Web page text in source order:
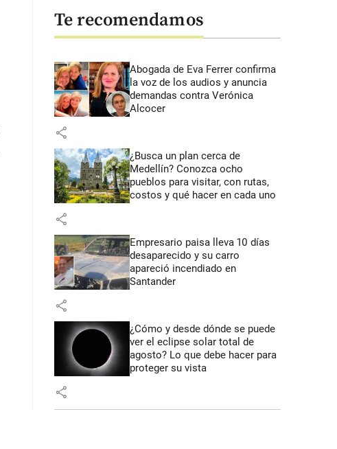
Te recomendamos
Abogada de Eva Ferrer confirma
la voz de los audios y anuncia
demandas contra Verónica
Alcocer
share
¿Busca un plan cerca de
Medellín? Conozca ocho
pueblos para visitar, con rutas,
costos y qué hacer en cada uno
share
Empresario paisa lleva 10 días
desaparecido y su carro
apareció incendiado en
Santander
share
¿Cómo y desde dónde se puede
ver el eclipse solar total de
agosto? Lo que debe hacer para
proteger su vista
share